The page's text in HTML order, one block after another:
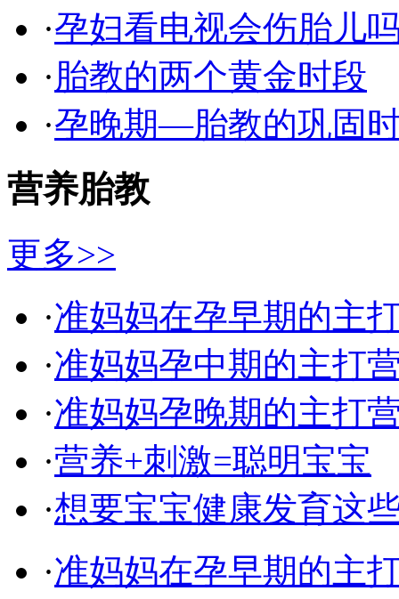
·孕妇看电视会伤胎儿
·胎教的两个黄金时段
·孕晚期—胎教的巩固
营养胎教
更多>>
·准妈妈在孕早期的主
·准妈妈孕中期的主打
·准妈妈孕晚期的主打
·营养+刺激=聪明宝宝
·想要宝宝健康发育这
·准妈妈在孕早期的主